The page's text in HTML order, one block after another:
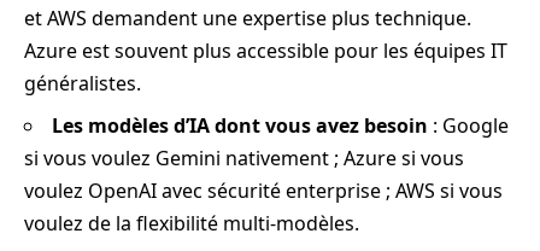
et AWS demandent une expertise plus technique.
Azure est souvent plus accessible pour les équipes IT
généralistes.
Les modèles d’IA dont vous avez besoin : Google
si vous voulez Gemini nativement ; Azure si vous
voulez OpenAI avec sécurité enterprise ; AWS si vous
voulez de la flexibilité multi-modèles.